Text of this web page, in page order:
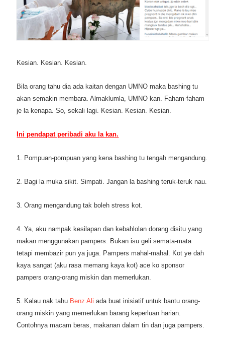
Kesian. Kesian. Kesian.
Bila orang tahu dia ada kaitan dengan UMNO maka bashing tu
akan semakin membara. Almaklumla, UMNO kan. Faham-faham
je la kenapa. So, sekali lagi. Kesian. Kesian. Kesian.
Ini pendapat peribadi aku la kan.
1. Pompuan-pompuan yang kena bashing tu tengah mengandung.
2. Bagi la muka sikit. Simpati. Jangan la bashing teruk-teruk nau.
3. Orang mengandung tak boleh stress kot.
4. Ya, aku nampak kesilapan dan kebahlolan dorang disitu yang
makan menggunakan pampers. Bukan isu geli semata-mata
tetapi membazir pun ya juga. Pampers mahal-mahal. Kot ye dah
kaya sangat (aku rasa memang kaya kot) ace ko sponsor
pampers orang-orang miskin dan memerlukan.
5. Kalau nak tahu Benz Ali ada buat inisiatif untuk bantu orang-
orang miskin yang memerlukan barang keperluan harian.
Contohnya macam beras, makanan dalam tin dan juga pampers.